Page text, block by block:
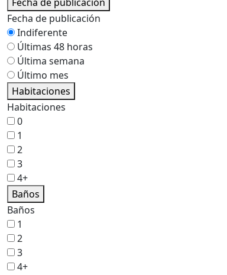
Fecha de publicación
Indiferente
Últimas 48 horas
Última semana
Último mes
Habitaciones
Habitaciones
0
1
2
3
4+
Baños
Baños
1
2
3
4+